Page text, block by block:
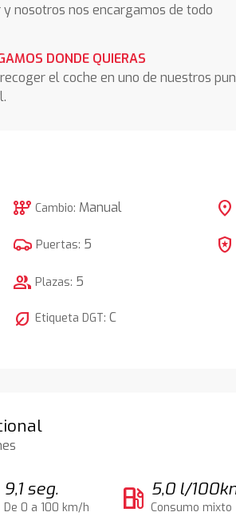
nosotros nos encargamos de todo
DONDE QUIERAS
el coche en uno de nuestros
auto_transmission Cambio: Manual
Puertas: 5
group Plazas: 5
nest_eco_leaf Etiqueta DGT:C
location_on
local_police
9,1 seg.
De 0 a 100 km/h local_gas_station 5,0 l/
Consumo mixto